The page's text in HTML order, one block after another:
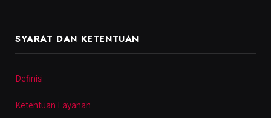
SYARAT DAN KETENTUAN
Definisi
Ketentuan Layanan